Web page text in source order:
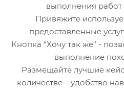
выполнения работ
Привяжите
предоставленные
Кнопка “Хочу так же” -
выполнение
Размещайте лучшие
количестве – удобство